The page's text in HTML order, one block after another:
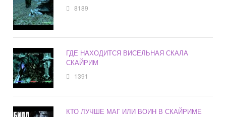
8189
ГДЕ НАХОДИТСЯ ВИСЕЛЬНАЯ СКАЛА
СКАЙРИМ
1391
КТО ЛУЧШЕ МАГ ИЛИ ВОИН В СКАЙРИМЕ